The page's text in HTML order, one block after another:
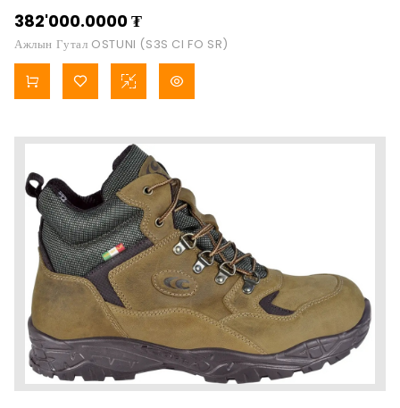
382'000.0000₮
Ажлын Гутал OSTUNI (S3S CI FO SR)